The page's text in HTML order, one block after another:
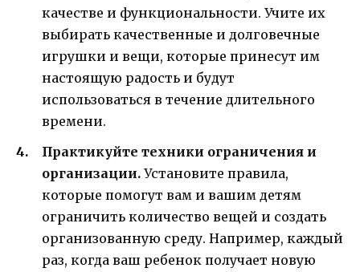
качестве и функциональности. Учите их
выбирать качественные и долговечные
игрушки и вещи, которые принесут им
настоящую радость и будут
использоваться в течение длительного
времени.
Практикуйте техники ограничения и
организации. Установите правила,
которые помогут вам и вашим детям
ограничить количество вещей и создать
организованную среду. Например, каждый
раз, когда ваш ребенок получает новую